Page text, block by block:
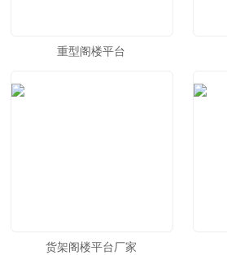
重型阁楼平台
货架阁楼平台厂家